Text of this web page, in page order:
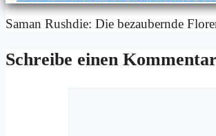
Sa­man Rush­die: Die be­zau­bern­de
Schreibe einen Kommentar